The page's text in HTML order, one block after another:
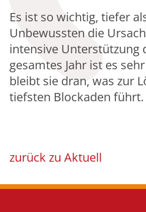
Es ist so wichtig, tiefer
Unbewussten die
intensive Unterstützung
gesamtes Jahr ist es
bleibt sie dran, was zur
tiefsten Blockaden führt.
zurück zu Aktuell